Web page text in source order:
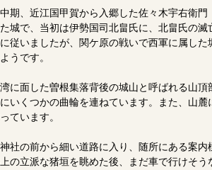
期、近江国甲賀から入郷した佐々木宇右衛
城で、当初は伊勢国司北畠氏に、北畠氏の
従いましたが、関ケ原の戦いで西軍に属し
うです。
に面した曽根集落背後の城山と呼ばれる山
いくつかの曲輪を連ねています。また、山
ています。
社の前から細い道路に入り、随所にある案
の立派な猪垣を眺めた後、まだ車で行けそ